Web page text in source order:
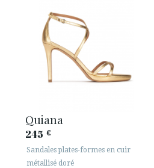
Quiana
245 €
Sandales plates-formes en cuir
métallisé doré